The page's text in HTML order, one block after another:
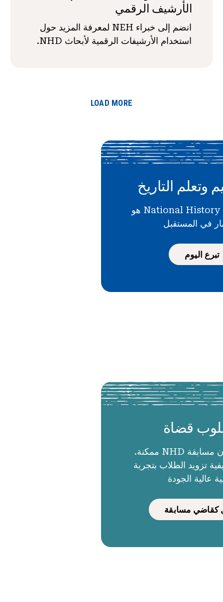
الأرشيف الرقمي
انضم إلى خبراء NEH لمعرفة المزيد حول
استخدام الأرشيفات الرقمية لأبحاث NHD.
LOAD MORE
وتعلم التاريخ
دعمك لـ National History Day هو
في المستقبل
تبرع اليوم
قضاة
الحكام يجعلون مسابقة NHD ممكنة.
تزويد الطلاب بتجربة
عالية الجودة
مسابقة